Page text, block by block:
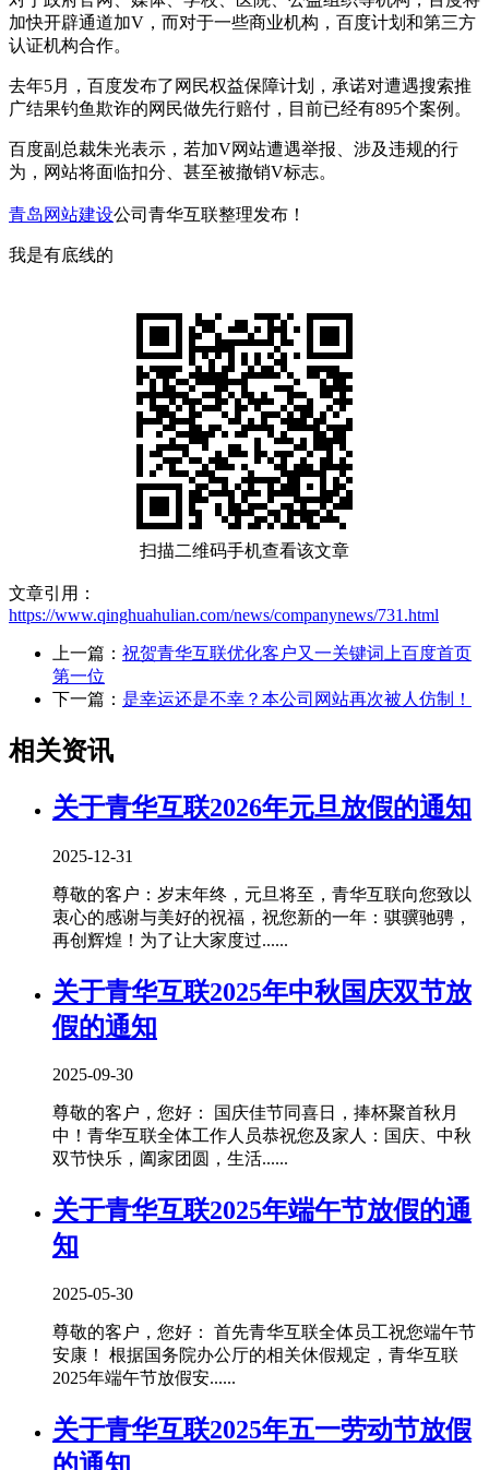
加快开辟通道加V，而对于一些商业机构，百度计划和第三方
认证机构合作。
去年5月，百度发布了网民权益保障计划，承诺对遭遇搜索推
广结果钓鱼欺诈的网民做先行赔付，目前已经有895个案例。
百度副总裁朱光表示，若加V网站遭遇举报、涉及违规的行
为，网站将面临扣分、甚至被撤销V标志。
青岛网站建设公司青华互联整理发布！
我是有底线的
扫描二维码手机查看该文章
文章引用：
https://www.qinghuahulian.com/news/companynews/731.html
上一篇： 祝贺青华互联优化客户又一关键词上百度首页
第一位
下一篇： 是幸运还是不幸？本公司网站再次被人仿制！
相关资讯
关于青华互联2026年元旦放假的通知
2025-12-31
尊敬的客户：岁末年终，元旦将至，青华互联向您致以
衷心的感谢与美好的祝福，祝您新的一年：骐骥驰骋，
再创辉煌！为了让大家度过......
关于青华互联2025年中秋国庆双节放
假的通知
2025-09-30
尊敬的客户，您好： 国庆佳节同喜日，捧杯聚首秋月
中！青华互联全体工作人员恭祝您及家人：国庆、中秋
双节快乐，阖家团圆，生活......
关于青华互联2025年端午节放假的通
知
2025-05-30
尊敬的客户，您好： 首先青华互联全体员工祝您端午节
安康！ 根据国务院办公厅的相关休假规定，青华互联
2025年端午节放假安......
关于青华互联2025年五一劳动节放假